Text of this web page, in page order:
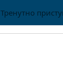
Тренутно